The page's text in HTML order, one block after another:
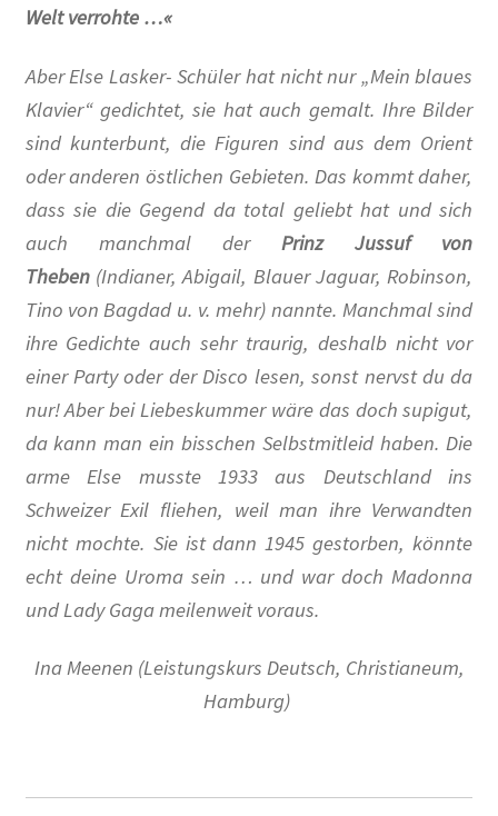
Gartenterrassenstadt Wilmersdorf
Klaus Schütz
Kurt Raeck
Lil Dagover
Paula Thiede. Von einer, die auszog, eine Gewerkschaft
anzuführen …
Walter Zadek
Wolfgang Leonhard
Der Verein
Arbeitsgruppen
Jubiläum 2018
Mitglieder
Welt verrohte …«
Aber Else Lasker- Schüler hat nicht nur „Mein blaues
Klavier“ gedichtet, sie hat auch gemalt. Ihre Bilder
sind kunterbunt, die Figuren sind aus dem Orient
oder anderen östlichen Gebieten. Das kommt daher,
dass sie die Gegend da total geliebt hat und sich
auch manchmal derPrinz Jussuf von
Theben(Indianer, Abigail, Blauer Jaguar, Robinson,
Tino von Bagdad u. v. mehr) nannte. Manchmal sind
ihre Gedichte auch sehr traurig, deshalb nicht vor
einer Party oder der Disco lesen, sonst nervst du da
nur! Aber bei Liebeskummer wäre das doch supigut,
da kann man ein bisschen Selbstmitleid haben. Die
arme Else musste 1933 aus Deutschland ins
Schweizer Exil fliehen, weil man ihre Verwandten
nicht mochte. Sie ist dann 1945 gestorben, könnte
echt deine Uroma sein … und war doch Madonna
und Lady Gaga meilenweit voraus.
Ina Meenen (Leistungskurs Deutsch, Christianeum,
Hamburg)